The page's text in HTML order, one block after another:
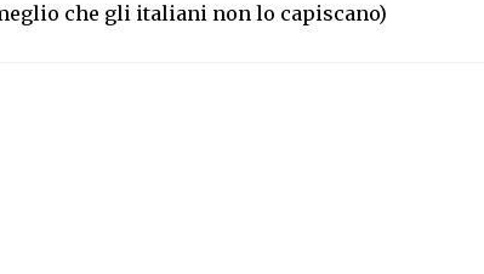
che gli italiani non lo capiscano)